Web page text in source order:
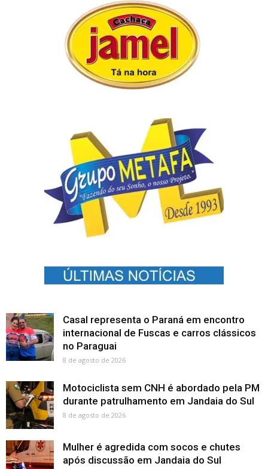
Casal representa o Paraná em encontro
internacional de Fuscas e carros clássicos
no Paraguai
8 de agosto de 2026
Motociclista sem CNH é abordado pela PM
durante patrulhamento em Jandaia do Sul
8 de agosto de 2026
Mulher é agredida com socos e chutes
após discussão em Jandaia do Sul